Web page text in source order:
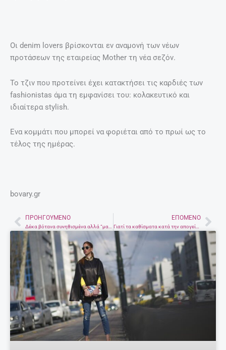
Οι denim lovers βρίσκονται εν αναμονή των νέων
προτάσεων της εταιρείας Mother τη νέα σεζόν.
Το τζιν που προτείνει έχει κατακτήσει τις καρδιές των
fashionistas άμα τη εμφανίσει του: κολακευτικό και
ιδιαίτερα stylish.
Ενα κομμάτι που μπορεί να φοριέται από το πρωί ως το
τέλος της ημέρας.
bovary.gr
Prev
ΠΡΟΗΓΟΎΜΕΝΟ ΕΠΌΜΕΝΟ